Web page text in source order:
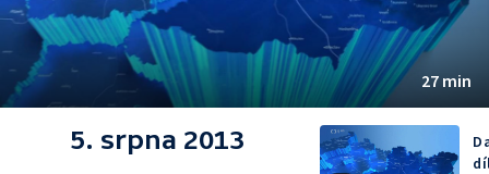
27 min
5. srpna 2013